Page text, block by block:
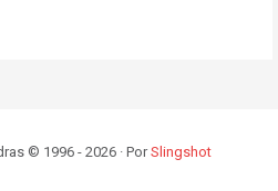
© 1996 - 2026 · PorSlingshot